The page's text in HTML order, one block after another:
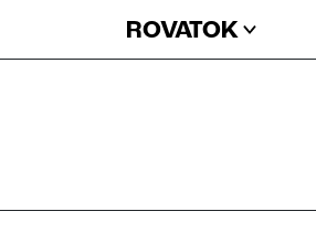
ROVATOK